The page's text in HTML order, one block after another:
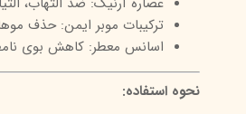
ترکیبات موبر ایمن: حذف
اسانس معطر: کاهش بوی
نحوه استفاده: